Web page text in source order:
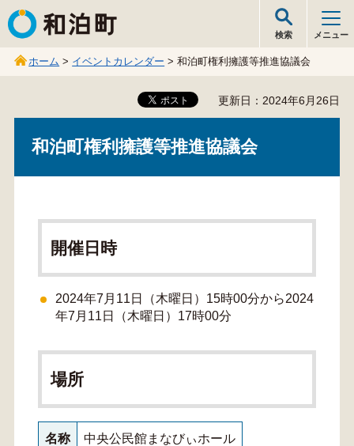
和泊町
検索 メニュー
ホーム > イベントカレンダー > 和泊町権利擁護等推進協議会
更新日：2024年6月26日
和泊町権利擁護等推進協議会
開催日時
2024年7月11日（木曜日）15時00分から2024
年7月11日（木曜日）17時00分
場所
名称 中央公民館まなびぃホール